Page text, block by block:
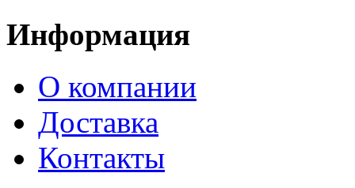
Информация
О компании
Доставка
Контакты